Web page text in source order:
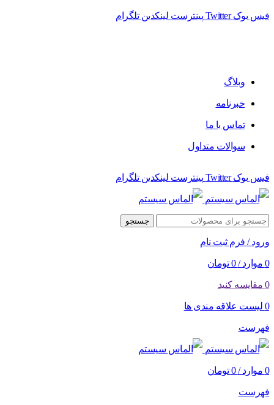
فیس بوک Twitter پینترست لینکدین تلگرام
وبلاگ
خبرنامه
تماس با ما
سوالات متداول
فیس بوک Twitter پینترست لینکدین تلگرام
جستجو
ورود / فرم ثبت نام
0 موارد /
0 تومان
0 مقایسه کنید
0 لیست علاقه مندی ها
فهرست
0 موارد /
0 تومان
فهرست